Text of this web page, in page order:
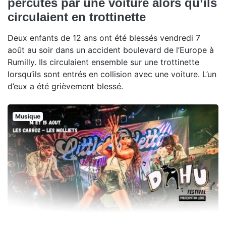
percutés par une voiture alors qu’ils
circulaient en trottinette
Deux enfants de 12 ans ont été blessés vendredi 7
août au soir dans un accident boulevard de l’Europe à
Rumilly. Ils circulaient ensemble sur une trottinette
lorsqu’ils sont entrés en collision avec une voiture. L’un
d’eux a été grièvement blessé.
Musique